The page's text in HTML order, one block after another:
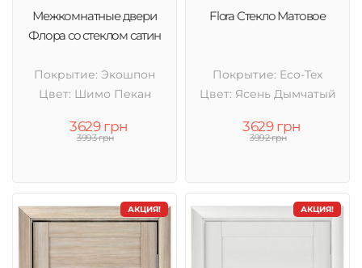
Межкомнатные двери
Флора со стеклом сатин
Покрытие: Экошпон
Цвет: Шимо Пекан
3629 грн
3993 грн
Flora Стекло Матовое
Покрытие: Eco-Tex
Цвет: Ясень Дымчатый
3629 грн
3992 грн
АКЦИЯ! АКЦИЯ!